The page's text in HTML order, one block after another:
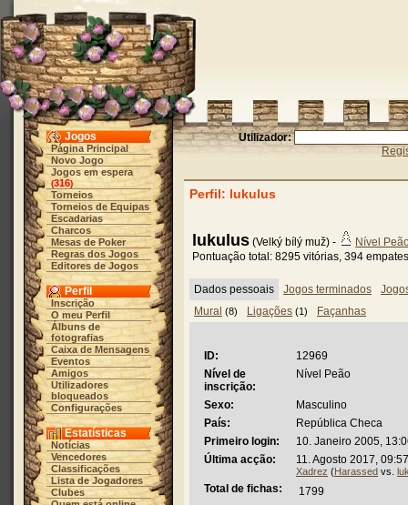
Jogos
Página Principal
Novo Jogo
Jogos em espera
(316)
Torneios
Torneios de Equipas
Escadarias
Charcos
Mesas de Poker
Regras dos Jogos
Editores de Jogos
Perfil
Inscrição
O meu Perfil
Álbuns de
fotografias
Caixa de Mensagens
Eventos
Amigos
Utilizadores
bloqueados
Configurações
Estatísticas
Notícias
Vencedores
Classificações
Lista de Jogadores
Clubes
Utilizador:
Perfil: lukulus
lukulus (Velký bílý muž) -
Nível
Pontuação total: 8295 vitórias, 394
Dados pessoais Jogos terminados
Mural (8) Ligações (1) Façanhas
ID:
12969
Nível de
inscrição:
Nível Peão
Sexo:
Masculino
País:
República Checa
Primeiro login:
10. Janeiro 2005,
Última acção:
11. Agosto 2017,
Xadrez (Harassed vs.
Total de fichas:
1799